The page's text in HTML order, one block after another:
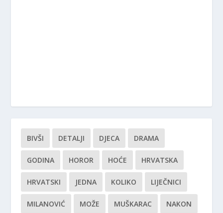
BIVŠI DETALJI DJECA DRAMA
GODINA HOROR HOĆE HRVATSKA
HRVATSKI JEDNA KOLIKO LIJEČNICI
MILANOVIĆ MOŽE MUŠKARAC NAKON